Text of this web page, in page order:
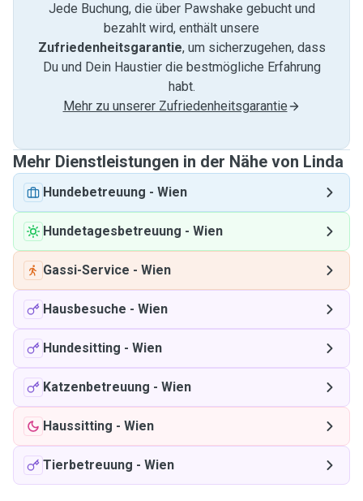
Jede Buchung, die über Pawshake gebucht und
bezahlt wird, enthält unsere
Zufriedenheitsgarantie, um sicherzugehen, dass
Du und Dein Haustier die bestmögliche Erfahrung
habt.
Mehr zu unserer Zufriedenheitsgarantie
Mehr Dienstleistungen in der Nähe von Linda
Hundebetreuung - Wien
Hundetagesbetreuung - Wien
Gassi-Service - Wien
Hausbesuche - Wien
Hundesitting - Wien
Katzenbetreuung - Wien
Haussitting - Wien
Tierbetreuung - Wien